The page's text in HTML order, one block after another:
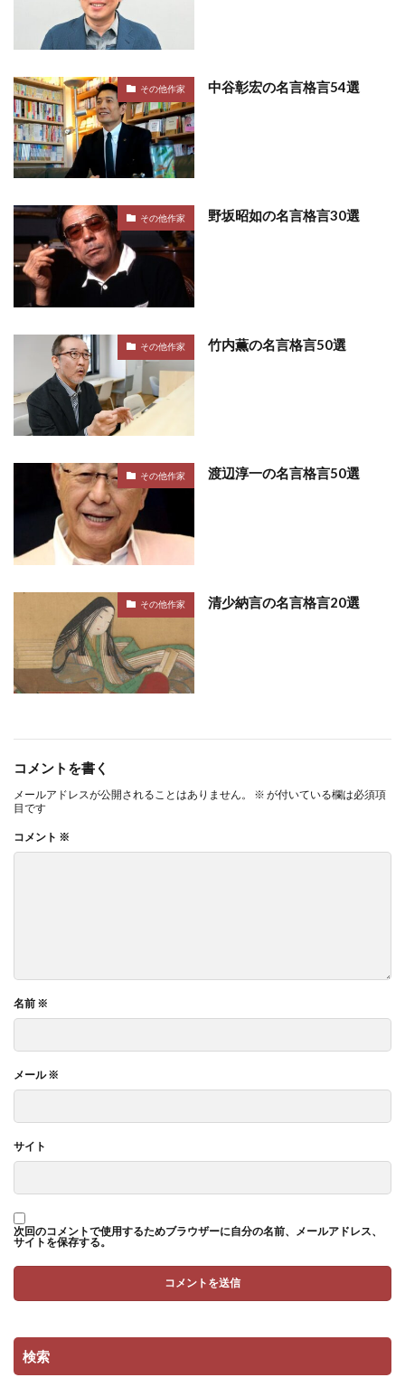
その他作家 中谷彰宏の名言格言54選
その他作家 野坂昭如の名言格言30選
その他作家 竹内薫の名言格言50選
その他作家 渡辺淳一の名言格言50選
その他作家 清少納言の名言格言20選
コメントを書く
メールアドレスが公開されることはありません。 ※ が付いている欄は必須項
目です
コメント ※
名前 ※
メール※
サイト
次回のコメントで使用するためブラウザーに自分の名前、メールアドレス、
サイトを保存する。
検索